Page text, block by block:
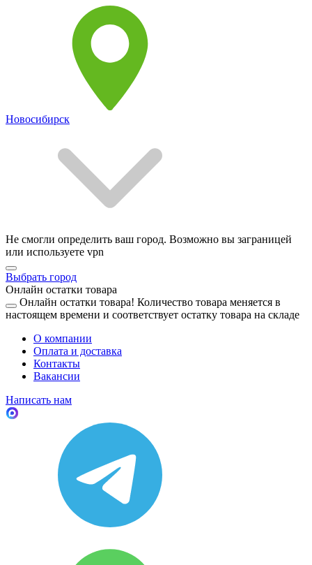
Новосибирск
Не смогли определить ваш город. Возможно вы заграницей
или используете vpn
Выбрать город
Онлайн остатки товара
Онлайн остатки товара! Количество товара меняется в
настоящем времени и соответствует остатку товара на складе
О компании
Оплата и доставка
Контакты
Вакансии
Написать нам